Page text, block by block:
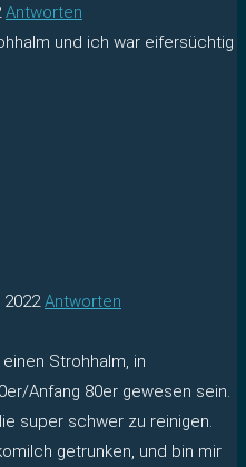
Antworten
und ich war eifersüchtig
Antworten
Strohhalm, in
Anfang 80er gewesen sein.
super schwer zu reinigen.
getrunken, und bin mir